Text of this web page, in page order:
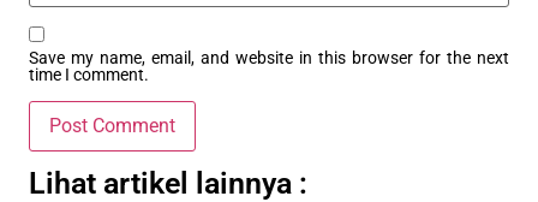
Save my name, email, and website in this browser for the next
time I comment.
Lihat artikel lainnya :